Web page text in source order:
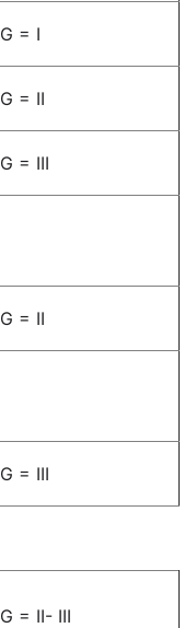
G = I
G = II
G = III
G = II
G = III
G = II- III